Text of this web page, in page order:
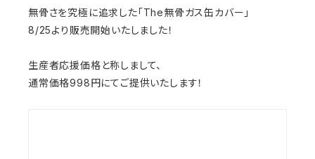
無骨さを究極に追求した「The無骨ガス缶カバー」
8/25より販売開始いたしました！
生産者応援価格と称しまして、
通常価格998円にてご提供いたします！